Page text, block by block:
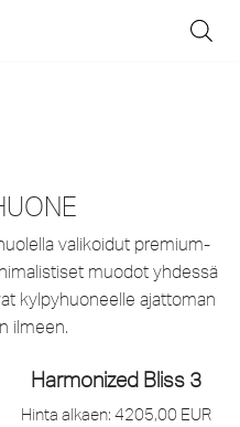
valikoidut premium-
muodot yhdessä
kylpyhuoneelle ajattoman
ilmeen.
Harmonized Bliss 3
Hinta alkaen: 4205,00 EUR